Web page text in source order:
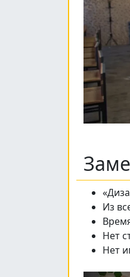
Из
Нет
Нет